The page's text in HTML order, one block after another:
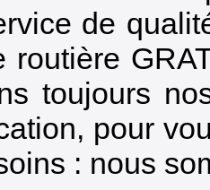
de
routière
toujours
pour
: nous